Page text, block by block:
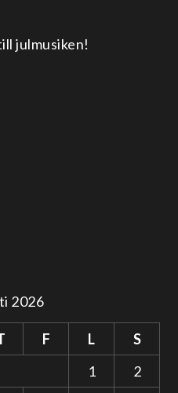
julmusiken!
2026
F L
S
1
2